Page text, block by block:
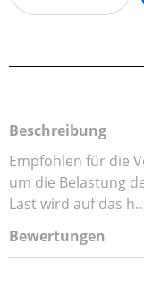
Beschreibung
Empfohlen für die
um die Belastung
Last wird auf das
Bewertungen